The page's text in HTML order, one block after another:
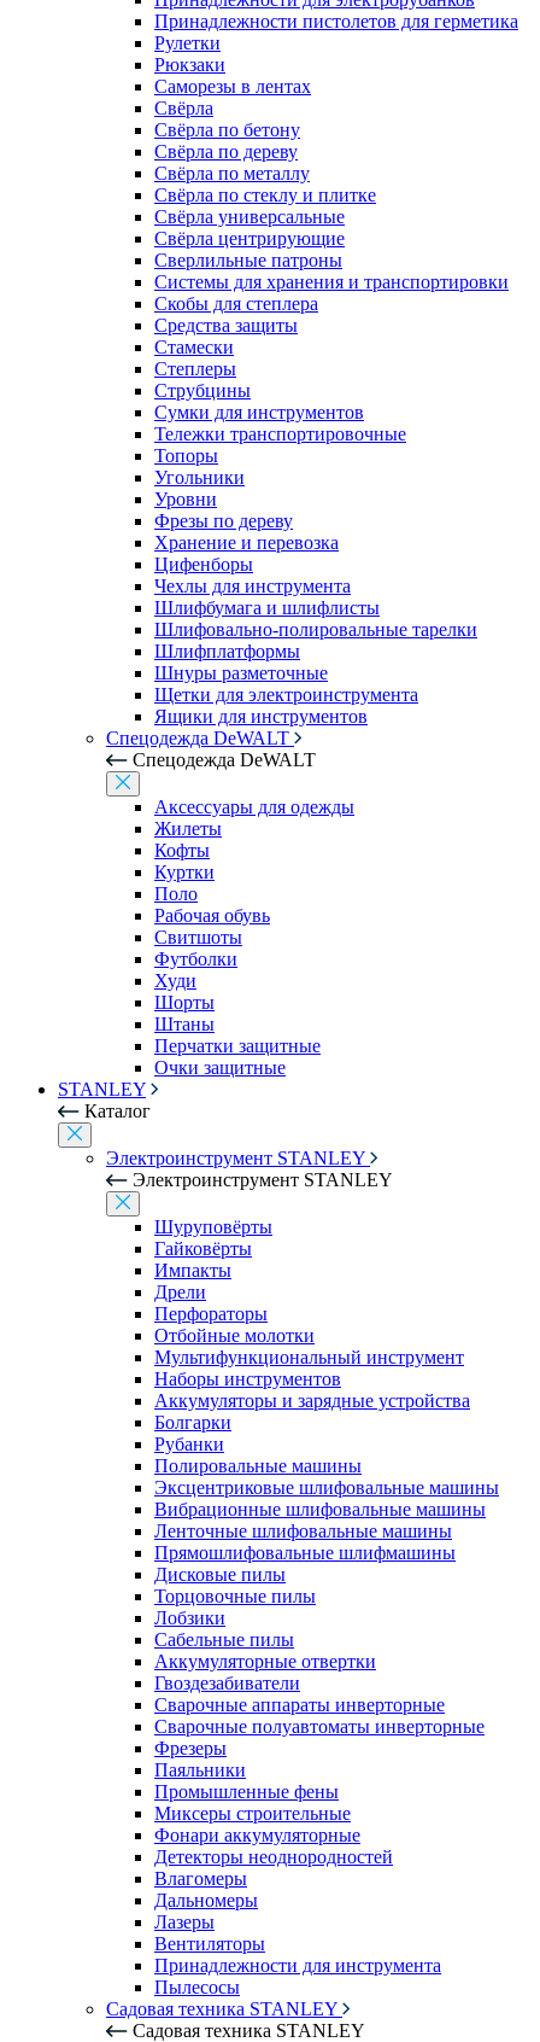
Принадлежности пистолетов для герметика
Рулетки
Рюкзаки
Саморезы в лентах
Свёрла
Свёрла по бетону
Свёрла по дереву
Свёрла по металлу
Свёрла по стеклу и плитке
Свёрла универсальные
Свёрла центрирующие
Сверлильные патроны
Системы для хранения и транспортировки
Скобы для степлера
Средства защиты
Стамески
Степлеры
Струбцины
Сумки для инструментов
Тележки транспортировочные
Топоры
Угольники
Уровни
Фрезы по дереву
Хранение и перевозка
Цифенборы
Чехлы для инструмента
Шлифбумага и шлифлисты
Шлифовально-полировальные тарелки
Шлифплатформы
Шнуры разметочные
Щетки для электроинструмента
Ящики для инструментов
Спецодежда DeWALT
Спецодежда DeWALT
Аксессуары для одежды
Жилеты
Кофты
Куртки
Поло
Рабочая обувь
Свитшоты
Футболки
Худи
Шорты
Штаны
Перчатки защитные
Очки защитные
STANLEY
Каталог
Электроинструмент STANLEY
Электроинструмент STANLEY
Шуруповёрты
Гайковёрты
Импакты
Дрели
Перфораторы
Отбойные молотки
Мультифункциональный инструмент
Наборы инструментов
Аккумуляторы и зарядные устройства
Болгарки
Рубанки
Полировальные машины
Эксцентриковые шлифовальные машины
Вибрационные шлифовальные машины
Ленточные шлифовальные машины
Прямошлифовальные шлифмашины
Дисковые пилы
Торцовочные пилы
Лобзики
Сабельные пилы
Аккумуляторные отвертки
Гвоздезабиватели
Сварочные аппараты инверторные
Сварочные полуавтоматы инверторные
Фрезеры
Паяльники
Промышленные фены
Миксеры строительные
Фонари аккумуляторные
Детекторы неоднородностей
Влагомеры
Дальномеры
Лазеры
Вентиляторы
Принадлежности для инструмента
Пылесосы
Садовая техника STANLEY
Садовая техника STANLEY